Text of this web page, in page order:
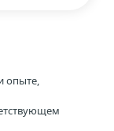
опыте,